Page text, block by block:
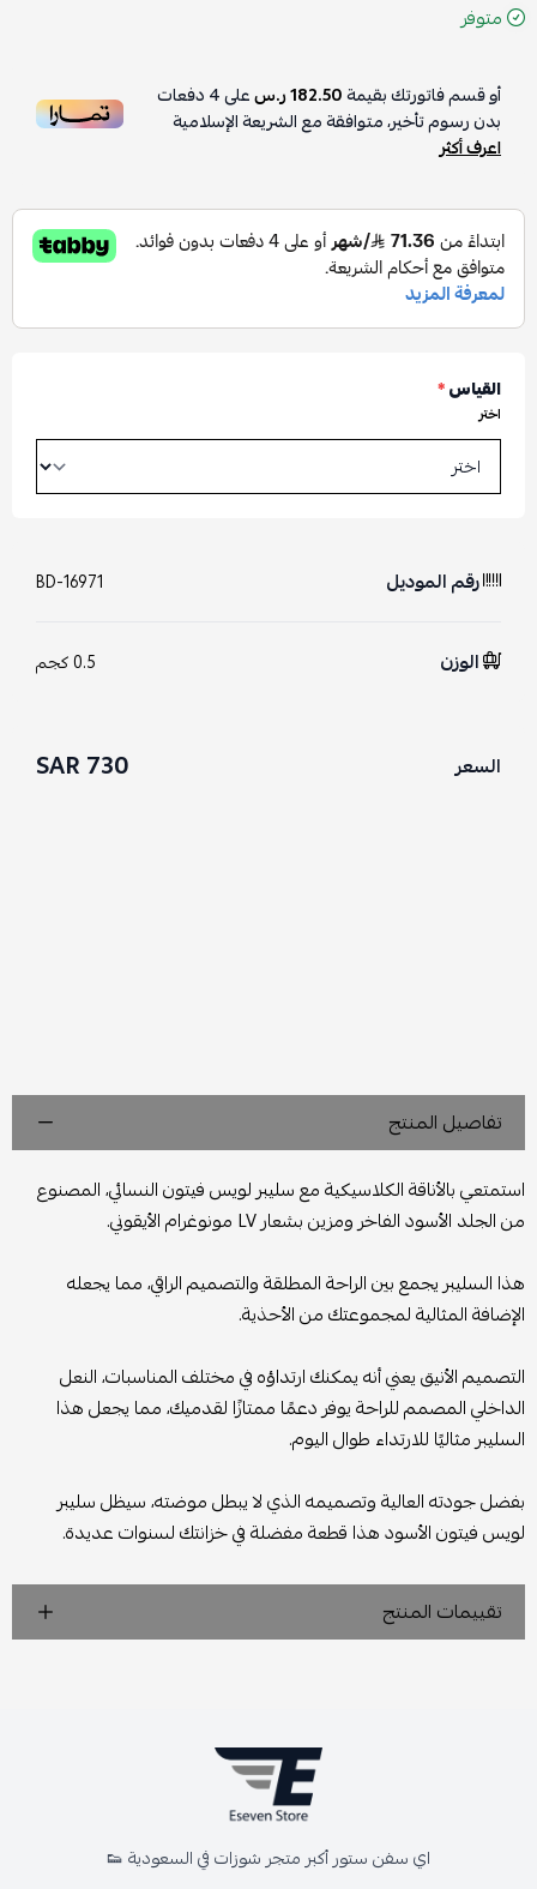
متوفر
أو قسم فاتورتك بقيمة182.50 ر.س على4دفعات
بدون رسوم تأخير، متوافقة مع الشريعة الإسلامية
اعرف أكثر
القياس*
اختر
رقم الموديل BD-16971
الوزن 0.5 كجم
السعر 730 SAR
تفاصيل المنتج
استمتعي بالأناقة الكلاسيكية مع سليبر لويس فيتون النسائي، المصنوع
من الجلد الأسود الفاخر ومزين بشعار LV مونوغرام الأيقوني.
هذا السليبر يجمع بين الراحة المطلقة والتصميم الراقي، مما يجعله
الإضافة المثالية لمجموعتك من الأحذية.
التصميم الأنيق يعني أنه يمكنك ارتداؤه في مختلف المناسبات، النعل
الداخلي المصمم للراحة يوفر دعمًا ممتازًا لقدميك، مما يجعل هذا
السليبر مثاليًا للارتداء طوال اليوم.
بفضل جودته العالية وتصميمه الذي لا يبطل موضته، سيظل سليبر
لويس فيتون الأسود هذا قطعة مفضلة في خزانتك لسنوات عديدة.
تقييمات المنتج
اي سفن ستور أكبر متجر شوزات في السعودية 👟